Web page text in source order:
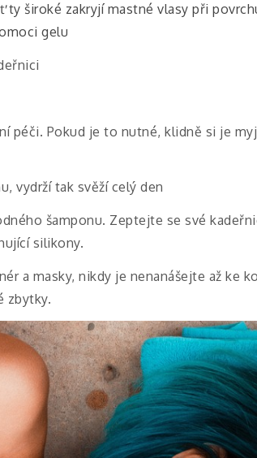
ty široké zakryjí mastné vlasy při
gelu
péči. Pokud je to nutné, klidně si je
vydrží tak svěží celý den
šamponu. Zeptejte se své
silikony.
a masky, nikdy je nenanášejte až ke
zbytky.